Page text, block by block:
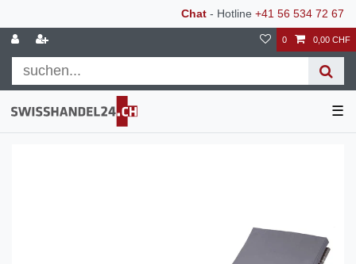
Chat - Hotline +41 56 534 72 67
0 0,00 CHF
☰